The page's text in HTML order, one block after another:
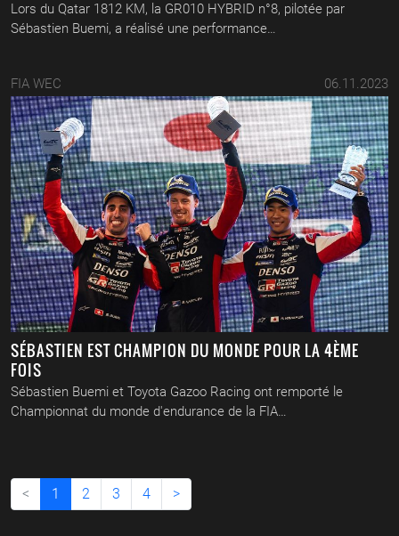
Lors du Qatar 1812 KM, la GR010 HYBRID n°8, pilotée par
Sébastien Buemi, a réalisé une performance…
FIA WEC 06.11.2023
SÉBASTIEN EST CHAMPION DU MONDE POUR LA 4ÈME
FOIS
Sébastien Buemi et Toyota Gazoo Racing ont remporté le
Championnat du monde d'endurance de la FIA…
< 1 (actuel)
2 3 4 >